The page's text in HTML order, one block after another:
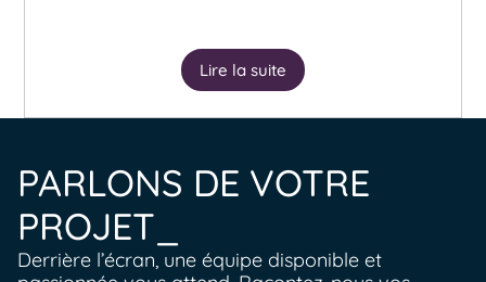
Lire la suite
PARLONS DE VOTRE
PROJET_
Derrière l’écran, une équipe disponible et